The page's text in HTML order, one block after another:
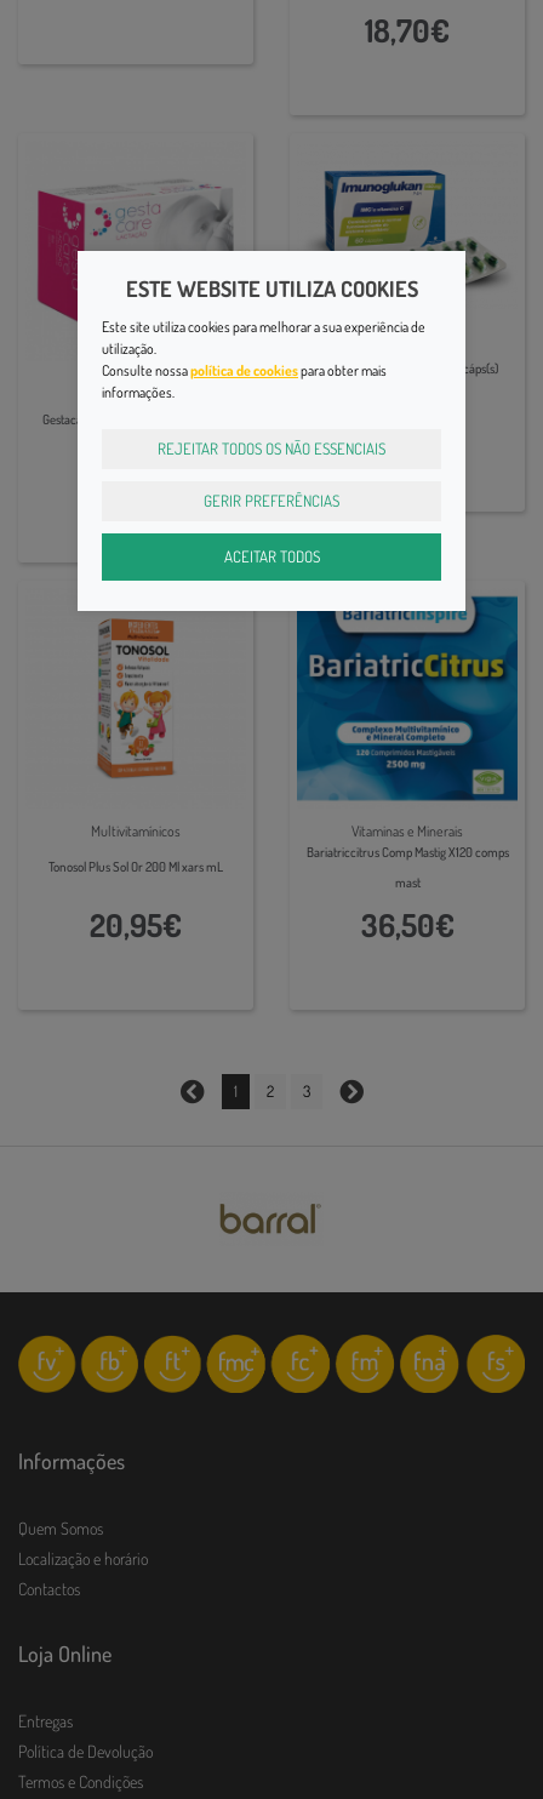
18,70€
Bem-estar feminino
Gestacare Lactacao Caps X60 cáps(s)
Sistema imunitário
Imunoglukan P4h Caps X60 cáps(s)
Multivitamínicos
Tonosol Plus Sol Or 200 Ml xars mL
20,95€
Vitaminas e Minerais
Bariatriccitrus Comp Mastig X120 comps
mast
36,50€
1 2 3
Informações
Quem Somos
Localização e horário
Contactos
Loja Online
Entregas
Política de Devolução
Termos e Condições
ESTE WEBSITE UTILIZA COOKIES
Este site utiliza cookies para melhorar a sua experiência de
utilização.
Consulte nossapolítica de cookiespara obter mais
informações.
REJEITAR TODOS OS NÃO ESSENCIAIS
GERIR PREFERÊNCIAS
ACEITAR TODOS